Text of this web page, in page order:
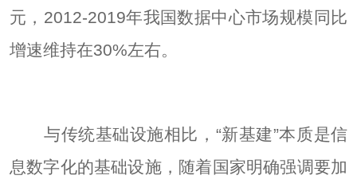
元，2012-2019年我国数据中心市场规模同比
增速维持在30%左右。
与传统基础设施相比，“新基建”本质是信
息数字化的基础设施，随着国家明确强调要加